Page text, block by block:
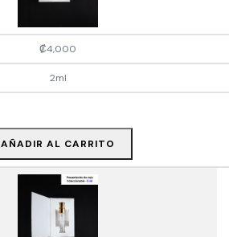
₡4,000
2ml
AÑADIR AL CARRITO